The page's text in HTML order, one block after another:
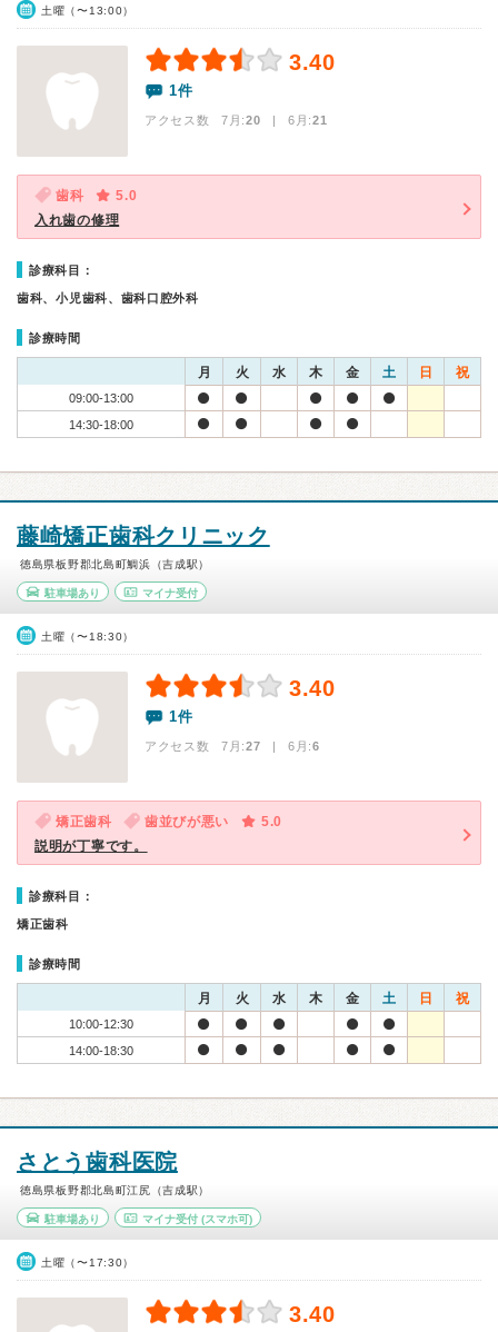
土曜（〜13:00）
3.40
1件
アクセス数 7月:20 | 6月:21
歯科
5.0
入れ歯の修理
診療科目：
歯科、小児歯科、歯科口腔外科
診療時間
月 火 水 木 金 土 日 祝
09:00-13:00
14:30-18:00
藤崎矯正歯科クリニック
徳島県板野郡北島町鯛浜（吉成駅）
駐車場あり マイナ受付
土曜（〜18:30）
3.40
1件
アクセス数 7月:27 | 6月:6
矯正歯科 歯並びが悪い
5.0
説明が丁寧です。
診療科目：
矯正歯科
診療時間
月 火 水 木 金 土 日 祝
10:00-12:30
14:00-18:30
さとう歯科医院
徳島県板野郡北島町江尻（吉成駅）
駐車場あり マイナ受付(スマホ可)
土曜（〜17:30）
3.40